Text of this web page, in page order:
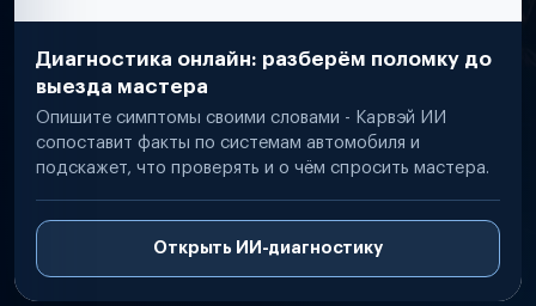
Диагностика онлайн: разберём поломку до
выезда мастера
Опишите симптомы своими словами - Карвэй ИИ
сопоставит факты по системам автомобиля и
подскажет, что проверять и о чём спросить мастера.
Открыть ИИ-диагностику